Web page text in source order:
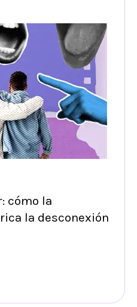
cómo la
la desconexión